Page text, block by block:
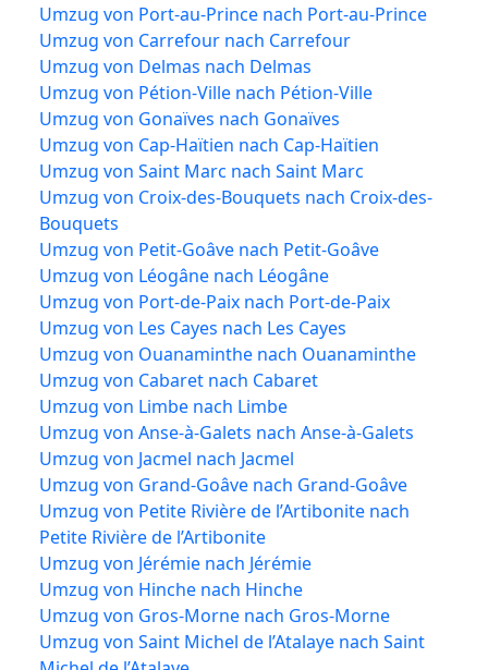
Umzug von Port-au-Prince nach Port-au-Prince
Umzug von Carrefour nach Carrefour
Umzug von Delmas nach Delmas
Umzug von Pétion-Ville nach Pétion-Ville
Umzug von Gonaïves nach Gonaïves
Umzug von Cap-Haïtien nach Cap-Haïtien
Umzug von Saint Marc nach Saint Marc
Umzug von Croix-des-Bouquets nach Croix-des-
Bouquets
Umzug von Petit-Goâve nach Petit-Goâve
Umzug von Léogâne nach Léogâne
Umzug von Port-de-Paix nach Port-de-Paix
Umzug von Les Cayes nach Les Cayes
Umzug von Ouanaminthe nach Ouanaminthe
Umzug von Cabaret nach Cabaret
Umzug von Limbe nach Limbe
Umzug von Anse-à-Galets nach Anse-à-Galets
Umzug von Jacmel nach Jacmel
Umzug von Grand-Goâve nach Grand-Goâve
Umzug von Petite Rivière de l’Artibonite nach
Petite Rivière de l’Artibonite
Umzug von Jérémie nach Jérémie
Umzug von Hinche nach Hinche
Umzug von Gros-Morne nach Gros-Morne
Umzug von Saint Michel de l’Atalaye nach Saint